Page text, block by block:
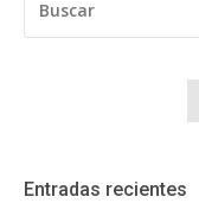
Entradas recientes